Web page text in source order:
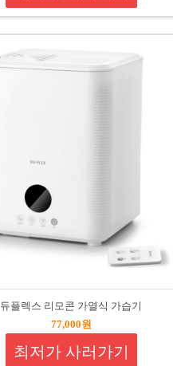
듀플렉스 리모콘 가열식 가습기
77,000원
최저가 사러가기